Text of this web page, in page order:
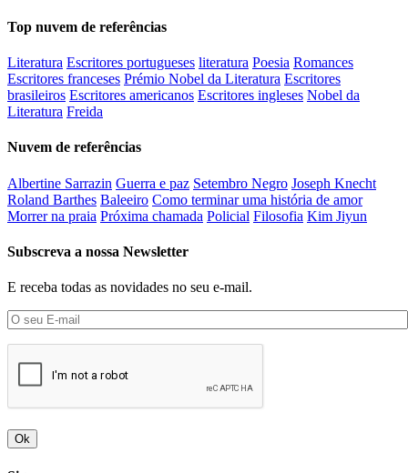
Top nuvem de referências
Literatura Escritores portugueses literatura Poesia Romances
Escritores franceses Prémio Nobel da Literatura Escritores
brasileiros Escritores americanos Escritores ingleses Nobel da
Literatura Freida
Nuvem de referências
Albertine Sarrazin Guerra e paz Setembro Negro Joseph Knecht
Roland Barthes Baleeiro Como terminar uma história de amor
Morrer na praia Próxima chamada Policial Filosofia Kim Jiyun
Subscreva a nossa Newsletter
E receba todas as novidades no seu e-mail.
Ok